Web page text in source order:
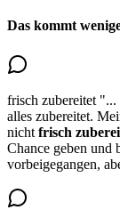
Das kommt
frisch zubereitet "...
alles zubereitet.
nicht frisch
Chance geben und
vorbeigegangen,